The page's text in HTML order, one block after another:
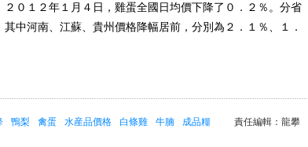
０１２年１月４日，雞蛋全國日均價下降了０．２％。分省
中河南、江蘇、貴州價格降幅居前，分別為２．１％、１．
責任編輯：龍攀
鴨梨 禽蛋 水産品價格 白條雞 牛腩 成品糧